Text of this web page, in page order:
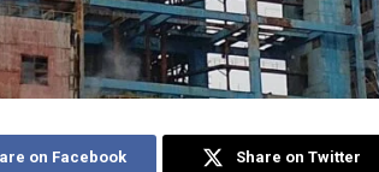
on Facebook Share on Twitter